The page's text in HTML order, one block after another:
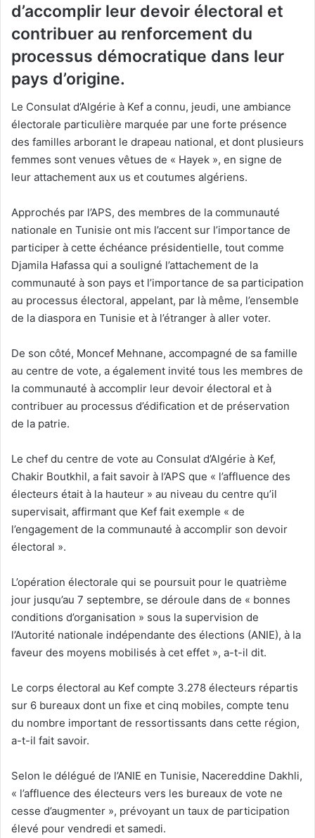
d’accomplir leur devoir électoral et
contribuer au renforcement du
processus démocratique dans leur
pays d’origine.
Le Consulat d’Algérie à Kef a connu, jeudi, une ambiance
électorale particulière marquée par une forte présence
des familles arborant le drapeau national, et dont plusieurs
femmes sont venues vêtues de « Hayek », en signe de
leur attachement aux us et coutumes algériens.
Approchés par l’APS, des membres de la communauté
nationale en Tunisie ont mis l’accent sur l’importance de
participer à cette échéance présidentielle, tout comme
Djamila Hafassa qui a souligné l’attachement de la
communauté à son pays et l’importance de sa participation
au processus électoral, appelant, par là même, l’ensemble
de la diaspora en Tunisie et à l’étranger à aller voter.
De son côté, Moncef Mehnane, accompagné de sa famille
au centre de vote, a également invité tous les membres de
la communauté à accomplir leur devoir électoral et à
contribuer au processus d’édification et de préservation
de la patrie.
Le chef du centre de vote au Consulat d’Algérie à Kef,
Chakir Boutkhil, a fait savoir à l’APS que « l’affluence des
électeurs était à la hauteur » au niveau du centre qu’il
supervisait, affirmant que Kef fait exemple « de
l’engagement de la communauté à accomplir son devoir
électoral ».
L’opération électorale qui se poursuit pour le quatrième
jour jusqu’au 7 septembre, se déroule dans de « bonnes
conditions d’organisation » sous la supervision de
l’Autorité nationale indépendante des élections (ANIE), à la
faveur des moyens mobilisés à cet effet », a-t-il dit.
Le corps électoral au Kef compte 3.278 électeurs répartis
sur 6 bureaux dont un fixe et cinq mobiles, compte tenu
du nombre important de ressortissants dans cette région,
a-t-il fait savoir.
Selon le délégué de l’ANIE en Tunisie, Nacereddine Dakhli,
« l’affluence des électeurs vers les bureaux de vote ne
cesse d’augmenter », prévoyant un taux de participation
élevé pour vendredi et samedi.